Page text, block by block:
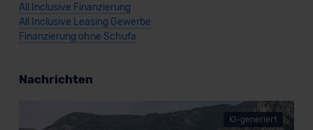
All Inclusive Finanzierung
All Inclusive Leasing Gewerbe
Finanzierung ohne Schufa
Nachrichten
KI-generiert